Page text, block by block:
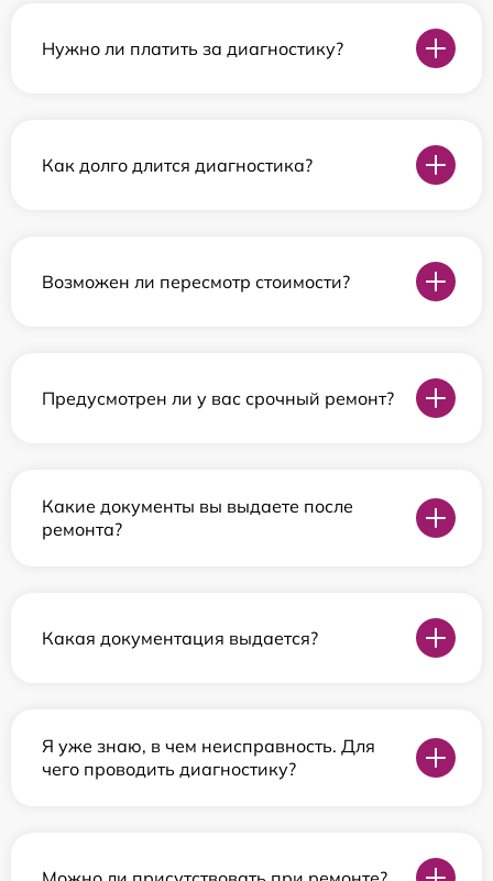
Нужно ли платить за диагностику?
Как долго длится диагностика?
Возможен ли пересмотр стоимости?
Предусмотрен ли у вас срочный ремонт?
Какие документы вы выдаете после
ремонта?
Какая документация выдается?
Я уже знаю, в чем неисправность. Для
чего проводить диагностику?